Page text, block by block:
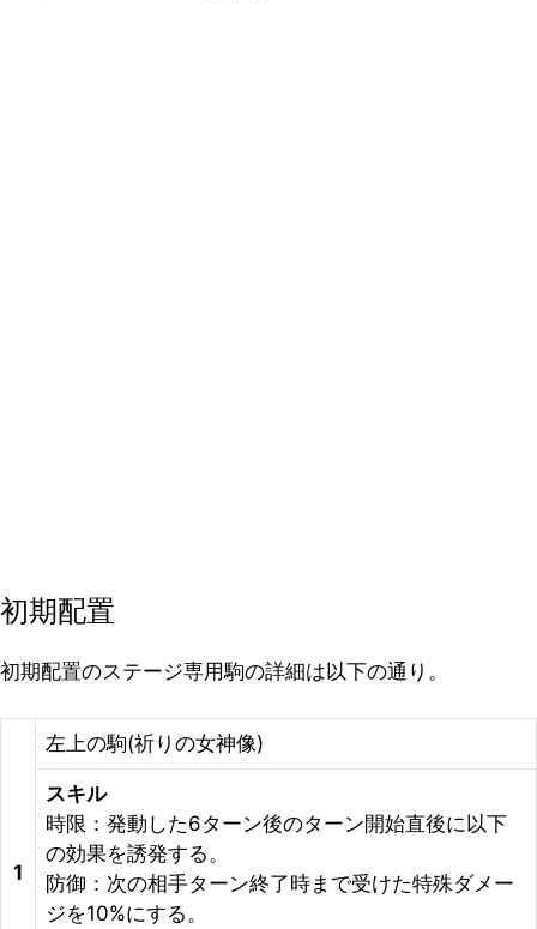
初期配置
初期配置のステージ専用駒の詳細は以下の通り。
1
左上の駒(祈りの女神像)
スキル
時限：発動した6ターン後のターン開始直後に以下
の効果を誘発する。
防御：次の相手ターン終了時まで受けた特殊ダメー
ジを10%にする。